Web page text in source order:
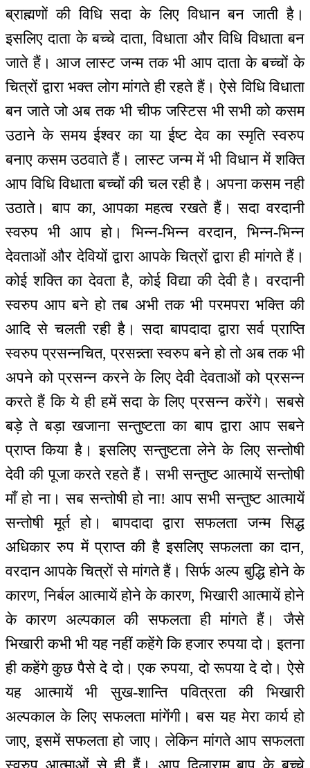
ब्राह्मणों की विधि सदा के लिए विधान बन जाती है।
इसलिए दाता के बच्चे दाता, विधाता और विधि विधाता बन
जाते हैं। आज लास्ट जन्म तक भी आप दाता के बच्चों के
चित्रों द्वारा भक्त लोग मांगते ही रहते हैं। ऐसे विधि विधाता
बन जाते जो अब तक भी चीफ जस्टिस भी सभी को कसम
उठाने के समय ईश्वर का या ईष्ट देव का स्मृति स्वरुप
बनाए कसम उठवाते हैं। लास्ट जन्म में भी विधान में शक्ति
आप विधि विधाता बच्चों की चल रही है। अपना कसम नही
उठाते। बाप का, आपका महत्व रखते हैं। सदा वरदानी
स्वरुप भी आप हो। भिन्न-भिन्न वरदान, भिन्न-भिन्न
देवताओं और देवियों द्वारा आपके चित्रों द्वारा ही मांगते हैं।
कोई शक्ति का देवता है, कोई विद्या की देवी है। वरदानी
स्वरुप आप बने हो तब अभी तक भी परमपरा भक्ति की
आदि से चलती रही है। सदा बापदादा द्वारा सर्व प्राप्ति
स्वरुप प्रसन्नचित, प्रसन्न्ता स्वरुप बने हो तो अब तक भी
अपने को प्रसन्न करने के लिए देवी देवताओं को प्रसन्न
करते हैं कि ये ही हमें सदा के लिए प्रसन्न करेंगे। सबसे
बड़े ते बड़ा खजाना सन्तुष्टता का बाप द्वारा आप सबने
प्राप्त किया है। इसलिए सन्तुष्टता लेने के लिए सन्तोषी
देवी की पूजा करते रहते हैं। सभी सन्तुष्ट आत्मायें सन्तोषी
माँ हो ना। सब सन्तोषी हो ना! आप सभी सन्तुष्ट आत्मायें
सन्तोषी मूर्त हो। बापदादा द्वारा सफलता जन्म सिद्ध
अधिकार रुप में प्राप्त की है इसलिए सफलता का दान,
वरदान आपके चित्रों से मांगते हैं। सिर्फ अल्प बुद्धि होने के
कारण, निर्बल आत्मायें होने के कारण, भिखारी आत्मायें होने
के कारण अल्पकाल की सफलता ही मांगते हैं। जैसे
भिखारी कभी भी यह नहीं कहेंगे कि हजार रुपया दो। इतना
ही कहेंगे कुछ पैसे दे दो। एक रुपया, दो रूपया दे दो। ऐसे
यह आत्मायें भी सुख-शान्ति पवित्रता की भिखारी
अल्पकाल के लिए सफलता मांगेंगी। बस यह मेरा कार्य हो
जाए, इसमें सफलता हो जाए। लेकिन मांगते आप सफलता